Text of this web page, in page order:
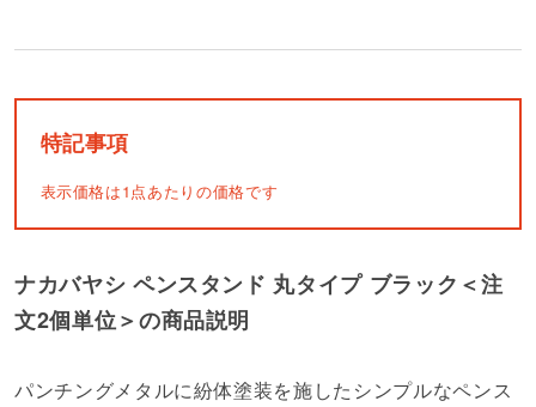
特記事項
表示価格は1点あたりの価格です
ナカバヤシ ペンスタンド 丸タイプ ブラック＜注
文2個単位＞の商品説明
パンチングメタルに紛体塗装を施したシンプルなペンス